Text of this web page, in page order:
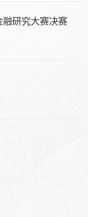
融研究大赛决赛
施条例》
公益性捐
示(王遥)
询价函
社会公益等方
的自信心和成